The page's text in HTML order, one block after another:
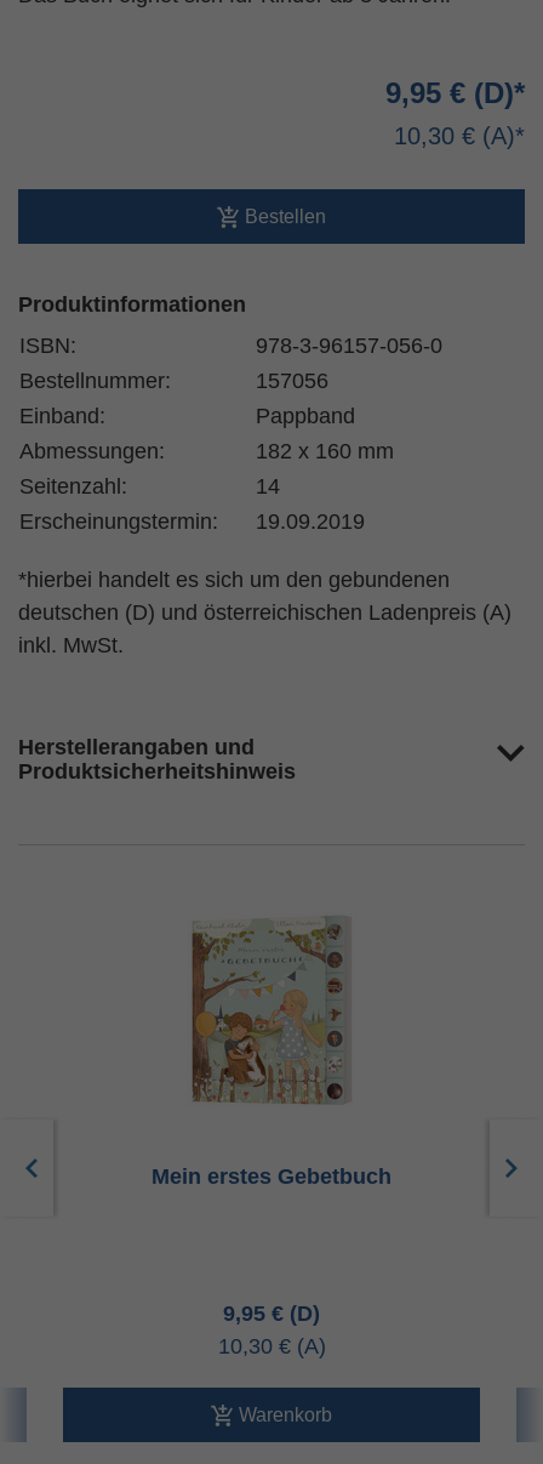
9,95 €
10,30 €
Bestellen
Produktinformationen
ISBN:
978-3-96157-056-0
Bestellnummer:
157056
Einband:
Pappband
Abmessungen:
182 x 160 mm
Seitenzahl:
14
Erscheinungstermin:
19.09.2019
*hierbei handelt es sich um den gebundenen
deutschen (D) und österreichischen Ladenpreis (A)
inkl. MwSt.
Herstellerangaben und
Produktsicherheitshinweis
Mein erstes Gebetbuch
9,95 €
10,30 €
Warenkorb